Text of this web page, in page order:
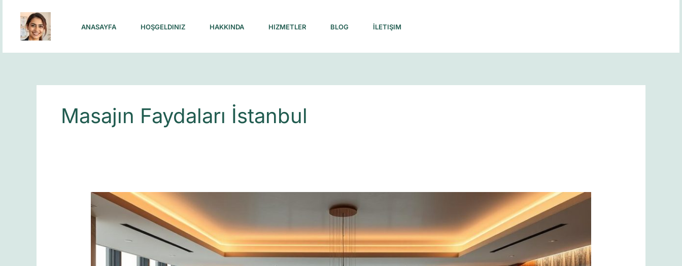
content
ANASAYFA HOŞGELDINIZ HAKKINDA HIZMETLER BLOG İLETIŞIM
Masajın Faydaları İstanbul
İstanbul’da
Masaj
Deneyimini
Buluşturan